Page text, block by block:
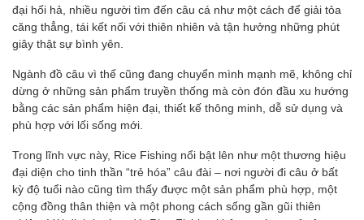
đại hối hả, nhiều người tìm đến câu cá như một cách để giải tỏa
căng thẳng, tái kết nối với thiên nhiên và tận hưởng những phút
giây thật sự bình yên.
Ngành đồ câu vì thế cũng đang chuyển mình mạnh mẽ, không chỉ
dừng ở những sản phẩm truyền thống mà còn đón đầu xu hướng
bằng các sản phẩm hiện đại, thiết kế thông minh, dễ sử dụng và
phù hợp với lối sống mới.
Trong lĩnh vực này, Rice Fishing nổi bật lên như một thương hiệu
đại diện cho tinh thần “trẻ hóa” câu đài – nơi người đi câu ở bất
kỳ độ tuổi nào cũng tìm thấy được một sản phẩm phù hợp, một
cộng đồng thân thiện và một phong cách sống gần gũi thiên